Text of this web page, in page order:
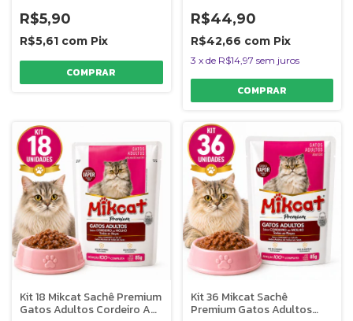
R$5,90
R$5,61 com Pix
R$44,90
R$42,66 com Pix
3 x de R$14,97 sem juros
Kit 18 Mikcat Sachê Premium
Gatos Adultos Cordeiro Ao
Kit 36 Mikcat Sachê
Premium Gatos Adultos